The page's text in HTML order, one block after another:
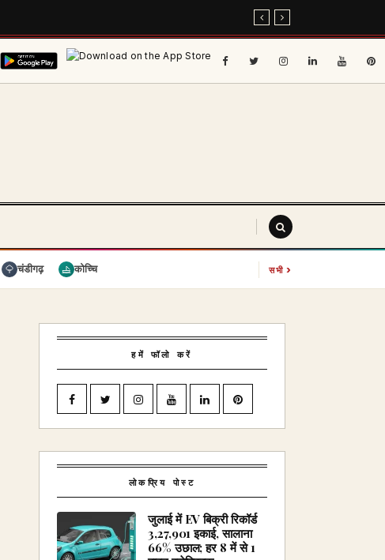
चंडीगढ़ कोच्चि सभी›
हमें फॉलो करें
लोकप्रिय पोस्ट
जुलाई में EV बिक्री रिकॉर्ड
3,27,901 इकाई, सालाना
66% उछाल; हर 8 में से 1